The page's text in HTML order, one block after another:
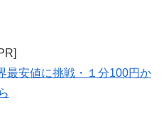
安値に挑戦・１分100円か
ら